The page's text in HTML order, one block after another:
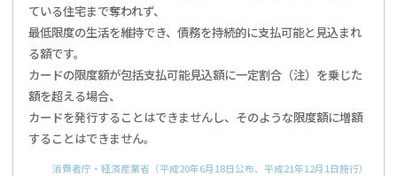
ている住宅まで奪われず、
最低限度の生活を維持でき、債務を持続的に支払可能と見込まれ
る額です。
カードの限度額が包括支払可能見込額に一定割合（注）を乗じた
額を超える場合、
カードを発行することはできませんし、そのような限度額に増額
することはできません。
消費者庁・経済産業省（平成20年6月18日公布、平成21年12月1日施行）